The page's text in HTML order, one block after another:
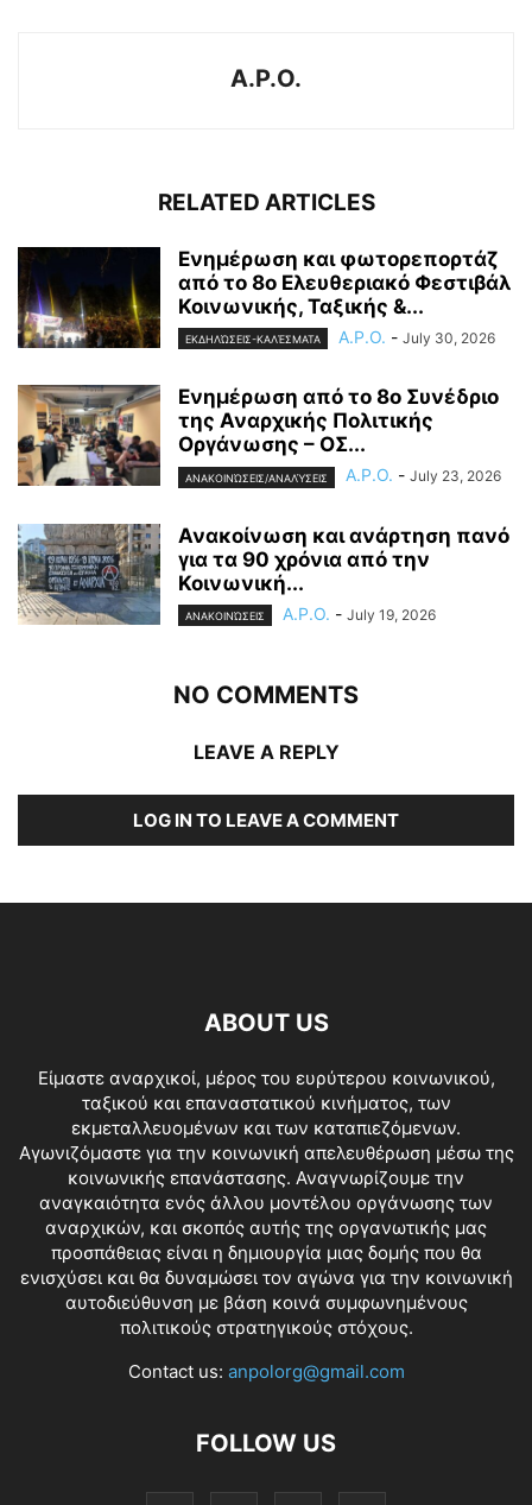
A.P.O.
RELATED ARTICLES
Ενημέρωση και φωτορεπορτάζ
από το 8ο Ελευθεριακό Φεστιβάλ
Κοινωνικής, Ταξικής &...
ΕΚΔΗΛΏΣΕΙΣ-ΚΑΛΈΣΜΑΤΑ A.P.O. - July 30, 2026
Ενημέρωση από το 8ο Συνέδριο
της Αναρχικής Πολιτικής
Οργάνωσης – ΟΣ...
ΑΝΑΚΟΙΝΏΣΕΙΣ/ΑΝΑΛΎΣΕΙΣ A.P.O. - July 23, 2026
Ανακοίνωση και ανάρτηση πανό
για τα 90 χρόνια από την
Κοινωνική...
ΑΝΑΚΟΙΝΏΣΕΙΣ A.P.O. - July 19, 2026
NO COMMENTS
LEAVE A REPLY
LOG IN TO LEAVE A COMMENT
ABOUT US
Είμαστε αναρχικοί, μέρος του ευρύτερου κοινωνικού,
ταξικού και επαναστατικού κινήματος, των
εκμεταλλευομένων και των καταπιεζόμενων.
Αγωνιζόμαστε για την κοινωνική απελευθέρωση μέσω της
κοινωνικής επανάστασης. Αναγνωρίζουμε την
αναγκαιότητα ενός άλλου μοντέλου οργάνωσης των
αναρχικών, και σκοπός αυτής της οργανωτικής μας
προσπάθειας είναι η δημιουργία μιας δομής που θα
ενισχύσει και θα δυναμώσει τον αγώνα για την κοινωνική
αυτοδιεύθυνση με βάση κοινά συμφωνημένους
πολιτικούς στρατηγικούς στόχους.
Contact us: anpolorg@gmail.com
FOLLOW US